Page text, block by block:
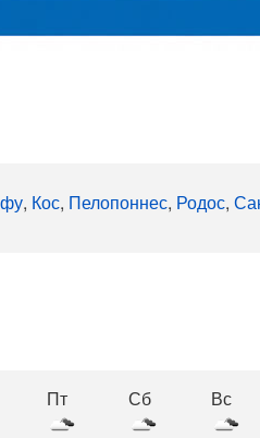
, Кос, Пелопоннес, Родос,
Пт Сб Вс